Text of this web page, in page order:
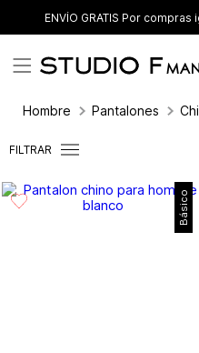
ENVÍO GRATIS Por
Hombre Pantalones
FILTRAR
Básico